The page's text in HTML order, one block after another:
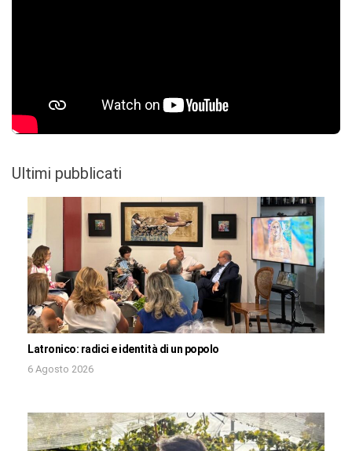
Ultimi pubblicati
Latronico: radici e identità di un popolo
6 Agosto 2026